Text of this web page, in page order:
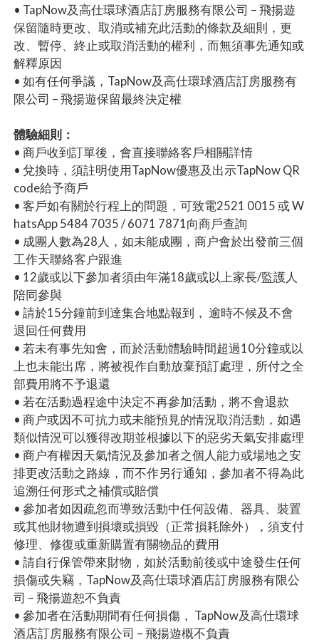
• TapNow及高仕環球酒店訂房服務有限公司 – 飛揚遊
保留隨時更改、取消或補充此活動的條款及細則，更
改、暫停、終止或取消活動的權利，而無須事先通知或
解釋原因
• 如有任何爭議，TapNow及高仕環球酒店訂房服務有
限公司 – 飛揚遊保留最終決定權
體驗細則：
• 商戶收到訂單後，會直接聯絡客戶相關詳情
• 兌換時，須註明使用TapNow優惠及出示TapNow QR
code給予商戶
• 客戶如有關於行程上的問題，可致電2521 0015 或 W
hatsApp 5484 7035 / 6071 7871向商戶查詢
• 成團人數為28人，如未能成團，商户會於出發前三個
工作天聯絡客户跟進
• 12歲或以下參加者須由年滿18歲或以上家長/監護人
陪同參與
• 請於15分鐘前到達集合地點報到， 逾時不候及不會
退回任何費用
• 若未有事先知會，而於活動體驗時間超過10分鐘或以
上也未能出席，將被視作自動放棄預訂處理，所付之全
部費用將不予退還
• 若在活動過程途中決定不再參加活動，將不會退款
• 商户或因不可抗力或未能預見的情況取消活動，如遇
類似情況可以獲得改期並根據以下的惡劣天氣安排處理
• 商户有權因天氣情況及參加者之個人能力或場地之安
排更改活動之路線，而不作另行通知，參加者不得為此
追溯任何形式之補償或賠償
• 參加者如因疏忽而導致活動中任何設備、器具、裝置
或其他財物遭到損壞或損毀（正常損耗除外），須支付
修理、修復或重新購置有關物品的費用
• 請自行保管帶來財物，如於活動前後或中途發生任何
損傷或失竊，TapNow及高仕環球酒店訂房服務有限公
司 – 飛揚遊恕不負責
• 參加者在活動期間有任何損傷， TapNow及高仕環球
酒店訂房服務有限公司 – 飛揚遊概不負責